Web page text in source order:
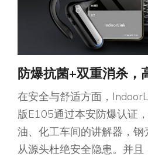
防爆抗菌+双重消杀，
在安全与舒适方面，
版E105通过本安防爆认证
油、化工车间的讲解器，钢
从源头杜绝安全隐患。并